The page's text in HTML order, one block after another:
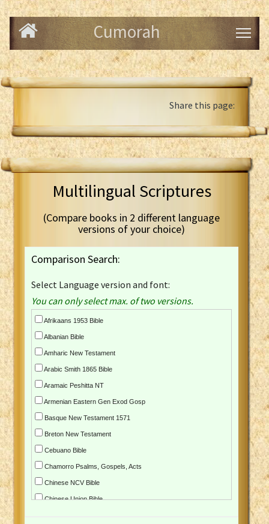
Cumorah
Share this page:
Multilingual Scriptures
(Compare books in 2 different language
versions of your choice)
Comparison Search:
Select Language version and font:
You can only select max. of two versions.
Afrikaans 1953 Bible
Albanian Bible
Amharic New Testament
Arabic Smith 1865 Bible
Aramaic Peshitta NT
Armenian Eastern Gen Exod Gosp
Basque New Testament 1571
Breton New Testament
Cebuano Bible
Chamorro Psalms, Gospels, Acts
Chinese NCV Bible
Chinese Union Bible